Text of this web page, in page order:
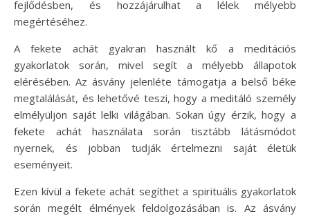
fejlődésben, és hozzájárulhat a lélek mélyebb
megértéséhez.
A fekete achát gyakran használt kő a meditációs
gyakorlatok során, mivel segít a mélyebb állapotok
elérésében. Az ásvány jelenléte támogatja a belső béke
megtalálását, és lehetővé teszi, hogy a meditáló személy
elmélyüljön saját lelki világában. Sokan úgy érzik, hogy a
fekete achát használata során tisztább látásmódot
nyernek, és jobban tudják értelmezni saját életük
eseményeit.
Ezen kívül a fekete achát segíthet a spirituális gyakorlatok
során megélt élmények feldolgozásában is. Az ásvány